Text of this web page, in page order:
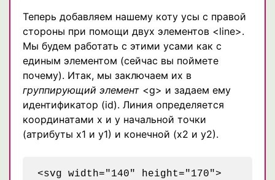
Теперь добавляем нашему коту усы с правой
стороны при помощи двух элементов <line>.
Мы будем работать с этими усами как с
единым элементом (сейчас вы поймете
почему). Итак, мы заключаем их в
группирующий элемент <g> и задаем ему
идентификатор (id). Линия определяется
координатами х и у начальной точки
(атрибуты х1 и у1) и конечной (х2 и у2).
<svg width="140" height="170">